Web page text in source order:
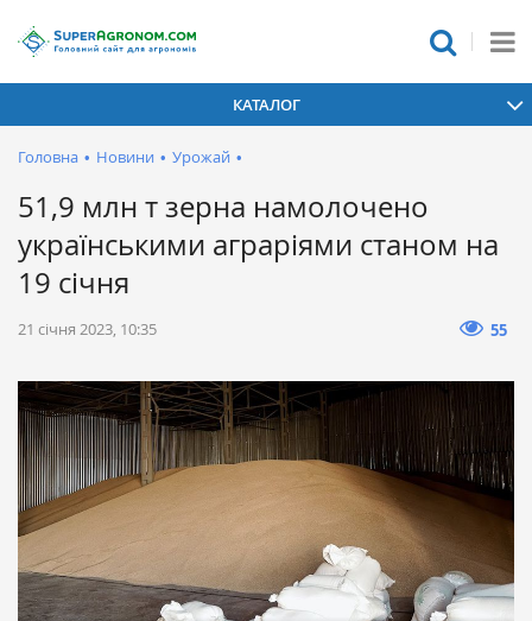
КАТАЛОГ
Головна • Новини • Урожай •
51,9 млн т зерна намолочено
українськими аграріями станом на
19 січня
21 січня 2023, 10:35 55